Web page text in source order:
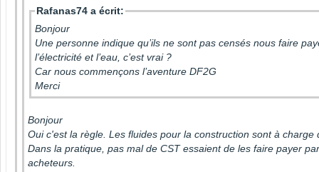
Rafanas74 a écrit:
Bonjour
Une personne indique qu’ils ne sont pas censés nous faire
l’électricité et l’eau, c’est vrai ?
Car nous commençons l’aventure DF2G
Merci
Bonjour
Oui c'est la règle. Les fluides pour la construction sont à charge
Dans la pratique, pas mal de CST essaient de les faire payer
acheteurs.